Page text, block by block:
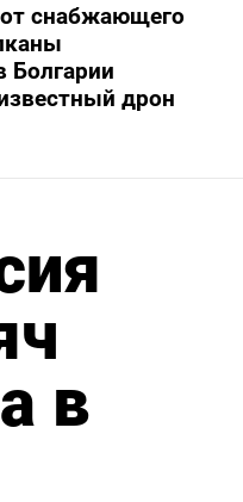
снабжающего
Болгарии
дрон
в